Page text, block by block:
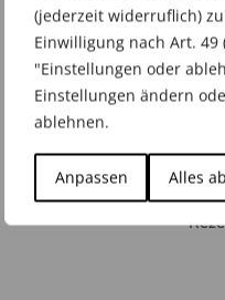
(jederzeit widerruflich)
Einwilligung nach Art. 49
"Einstellungen oder
Einstellungen ändern
ablehnen.
Anpassen Alles
Artikelnummer:n. v.
Kategorien:
Schlagwort:
Trainer Box